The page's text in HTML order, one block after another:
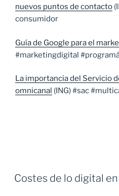
nuevos puntos de contacto
consumidor
Guía de Google para el
#marketingdigital
La importancia del Servicio
omnicanal (ING) #sac
Costes de lo digital